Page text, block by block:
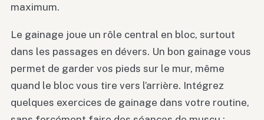
maximum.
Le gainage joue un rôle central en bloc, surtout
dans les passages en dévers. Un bon gainage vous
permet de garder vos pieds sur le mur, même
quand le bloc vous tire vers l’arrière. Intégrez
quelques exercices de gainage dans votre routine,